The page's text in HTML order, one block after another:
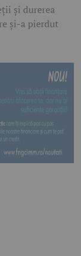
și durerea
și-a pierdut